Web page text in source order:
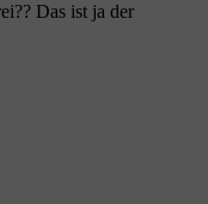
Das ist ja der